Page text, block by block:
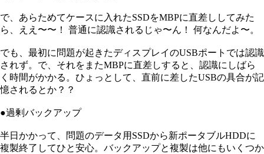
で、あらためてケースに入れたSSDをMBPに直差ししてみた
ら、ええ〜〜！ 普通に認識されるじゃ〜ん！ 何なんだよ〜。
でも、最初に問題が起きたディスプレイのUSBポートでは認識
されず。で、それをまたMBPに直差しすると、認識にしばら
く時間がかかる。ひょっとして、直前に差したUSBの具合が記
憶されるとか？？
●過剰バックアップ
半日かかって、問題のデータ用SSDから新ポータブルHDDに
複製終了してひと安心。バックアップと複製は他にもいくつか